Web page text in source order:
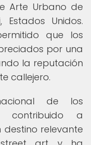
Arte Urbano de
Estados Unidos.
que los
por una
la reputación
callejero.
de los
contribuido a
relevante